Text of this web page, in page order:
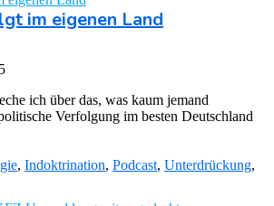
im eigenen Land
ich über das, was kaum jemand
Verfolgung im besten Deutschland
, Indoktrination, Podcast, Unterdrückung,